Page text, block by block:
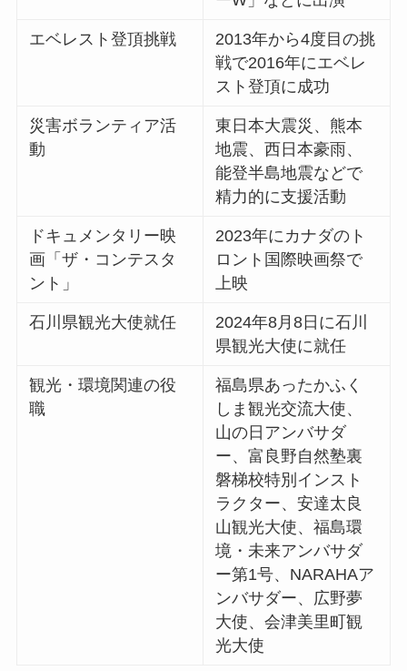
エベレスト登頂挑戦
2013年から4度目の挑
戦で2016年にエベレ
スト登頂に成功
災害ボランティア活
動
東日本大震災、熊本
地震、西日本豪雨、
能登半島地震などで
精力的に支援活動
ドキュメンタリー映
画「ザ・コンテスタ
ント」
2023年にカナダのト
ロント国際映画祭で
上映
石川県観光大使就任
2024年8月8日に石川
県観光大使に就任
観光・環境関連の役
職
福島県あったかふく
しま観光交流大使、
山の日アンバサダ
ー、富良野自然塾裏
磐梯校特別インスト
ラクター、安達太良
山観光大使、福島環
境・未来アンバサダ
ー第1号、NARAHAア
ンバサダー、広野夢
大使、会津美里町観
光大使